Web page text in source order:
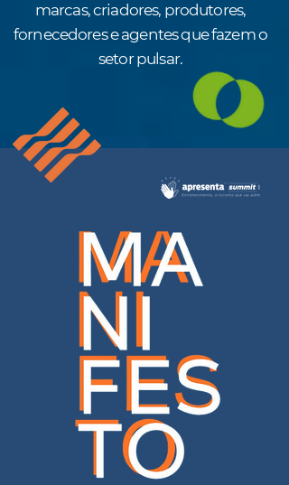
marcas, criadores, produtores,
fornecedores e agentes que fazem o
setor pulsar.